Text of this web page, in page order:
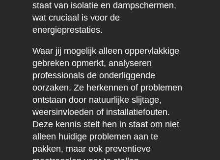
staat van isolatie en dampschermen,
wat cruciaal is voor de
energieprestaties.
Waar jij mogelijk alleen oppervlakkige
gebreken opmerkt, analyseren
professionals de onderliggende
oorzaken. Ze herkennen of problemen
ontstaan door natuurlijke slijtage,
weersinvloeden of installatiefouten.
Deze kennis stelt hen in staat om niet
alleen huidige problemen aan te
pakken, maar ook preventieve